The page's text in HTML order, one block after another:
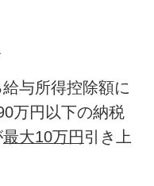
与所得控除額に
万円以下の納税
最大10万円引き上